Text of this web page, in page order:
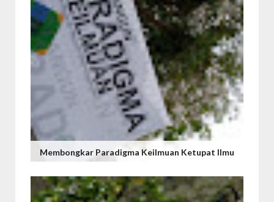
Membongkar Paradigma Keilmuan Ketupat Ilmu